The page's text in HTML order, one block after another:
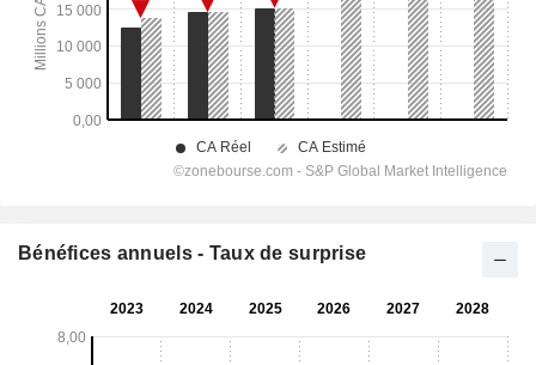
Bénéfices annuels - Taux de surprise